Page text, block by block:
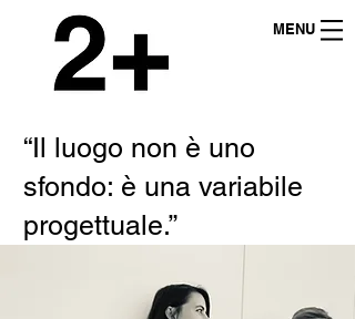
MENU
“Il luogo non è uno
sfondo: è una variabile
progettuale.”